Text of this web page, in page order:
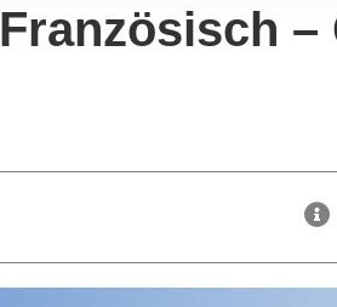
Französisch